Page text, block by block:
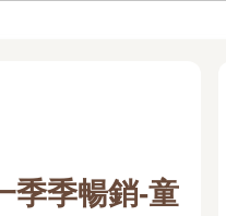
季季暢銷-童